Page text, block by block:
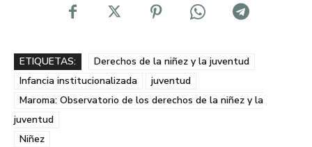
ETIQUETAS:
Derechos de la niñez y la juventud
Infancia institucionalizada
juventud
Maroma: Observatorio de los derechos de la niñez y la
juventud
Niñez